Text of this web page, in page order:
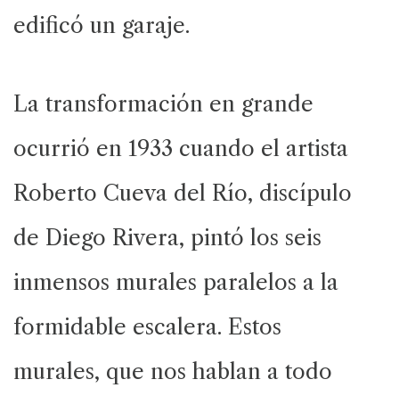
edificó un garaje.
La transformación en grande
ocurrió en 1933 cuando el artista
Roberto Cueva del Río, discípulo
de Diego Rivera, pintó los seis
inmensos murales paralelos a la
formidable escalera. Estos
murales, que nos hablan a todo